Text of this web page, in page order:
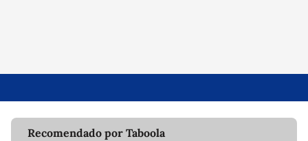
Recomendado por Taboola